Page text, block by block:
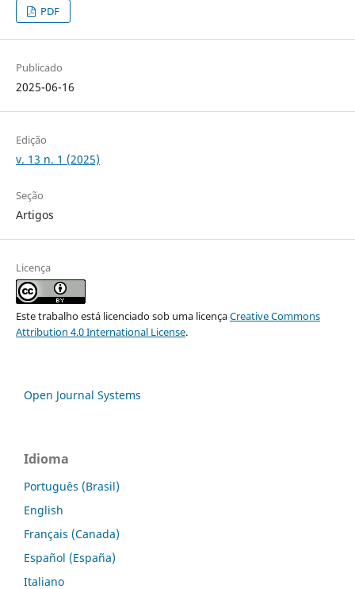
PDF
Publicado
2025-06-16
Edição
v. 13 n. 1 (2025)
Seção
Artigos
Licença
Este trabalho está licenciado sob uma licençaCreative Commons
Attribution 4.0 International License.
Open Journal Systems
Idioma
Português (Brasil)
English
Français (Canada)
Español (España)
Italiano